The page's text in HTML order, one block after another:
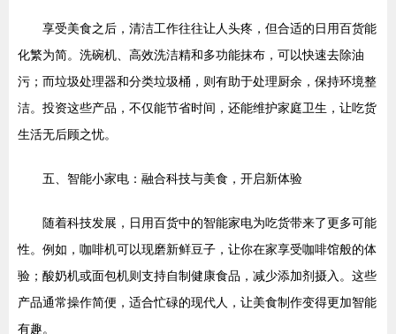
享受美食之后，清洁工作往往让人头疼，但合适的日用百货能
化繁为简。洗碗机、高效洗洁精和多功能抹布，可以快速去除油
污；而垃圾处理器和分类垃圾桶，则有助于处理厨余，保持环境整
洁。投资这些产品，不仅能节省时间，还能维护家庭卫生，让吃货
生活无后顾之忧。
五、智能小家电：融合科技与美食，开启新体验
随着科技发展，日用百货中的智能家电为吃货带来了更多可能
性。例如，咖啡机可以现磨新鲜豆子，让你在家享受咖啡馆般的体
验；酸奶机或面包机则支持自制健康食品，减少添加剂摄入。这些
产品通常操作简便，适合忙碌的现代人，让美食制作变得更加智能
有趣。